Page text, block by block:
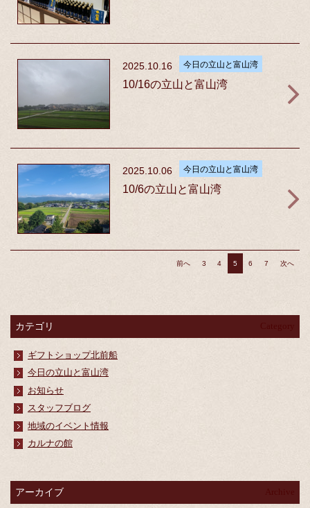
2025.10.16 今日の立山と富山湾
10/16の立山と富山湾
2025.10.06 今日の立山と富山湾
10/6の立山と富山湾
前へ 3 4 5 6 7 次へ
カテゴリ
ギフトショップ北前船
今日の立山と富山湾
お知らせ
スタッフブログ
地域のイベント情報
カルナの館
アーカイブ